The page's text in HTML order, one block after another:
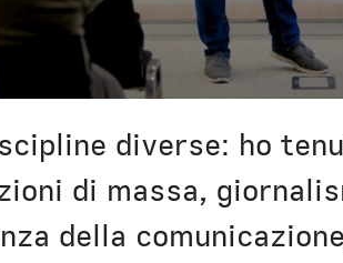
diverse: ho
di massa,
della